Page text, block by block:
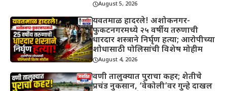
August 5, 2026
यवतमाळ हादरले! अशोकनगर-
फुकटनगरमध्ये २५ वर्षीय तरुणाची
धारदार शस्त्राने निर्घृण हत्या; आरोपीच्या
शोधासाठी पोलिसांची विशेष मोहीम
August 4, 2026
वणी तालुक्यात पुराचा कहर; शेतीचे
प्रचंड नुकसान, ‘वेकोली’वर गुन्हे दाखल